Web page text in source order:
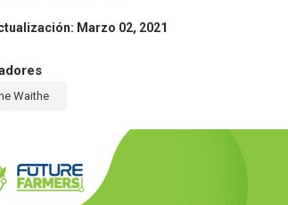
Marzo 02, 2021
Waithe